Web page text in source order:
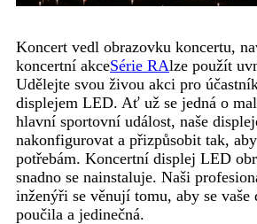
Koncert vedl obrazovku koncertu,
koncertní akceSérie RAlze použít
Udělejte svou živou akci pro
displejem LED. Ať už se jedná o
hlavní sportovní událost, naše
nakonfigurovat a přizpůsobit tak,
potřebám. Koncertní displej LED
snadno se nainstaluje. Naši
inženýři se věnují tomu, aby se vaše
poučila a jedinečná.